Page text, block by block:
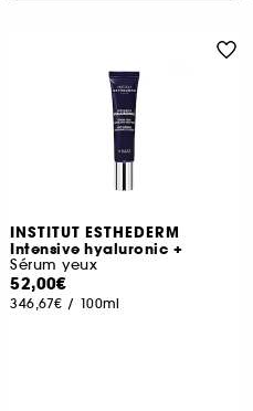
INSTITUT ESTHEDERM
Intensive hyaluronic +
Sérum yeux
52,00€
346,67€ / 100ml